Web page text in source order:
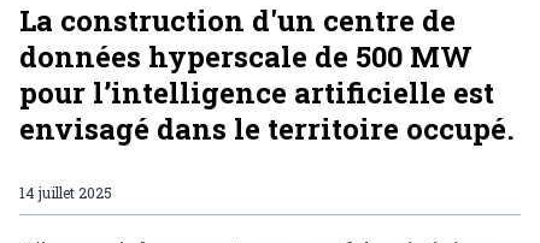
La construction d'un centre de
données hyperscale de 500 MW
pour l’intelligence artificielle est
envisagé dans le territoire occupé.
14 juillet 2025